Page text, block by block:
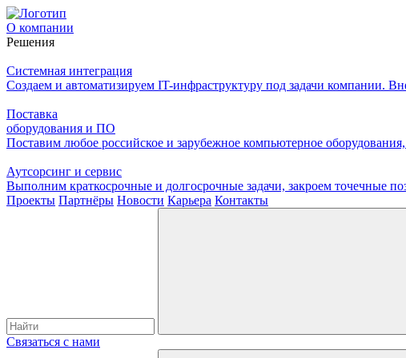
О компании
Решения
Системная интеграция
Создаем и автоматизируем IT-инфраструктуру под задачи компании.
Поставка
оборудования и ПО
Поставим любое российское и зарубежное компьютерное
Аутсорсинг и сервис
Выполним краткосрочные и долгосрочные задачи, закроем точечные
Проекты Партнёры Новости Карьера Контакты
Связаться с нами